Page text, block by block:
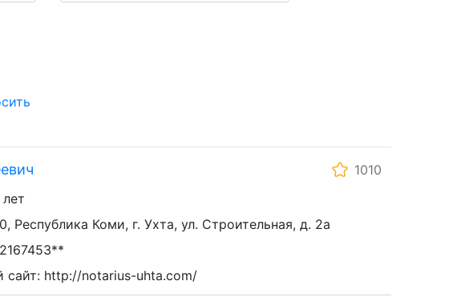
1010
Республика Коми, г. Ухта, ул. Строительная, д. 2а
сайт: http://notarius-uhta.com/